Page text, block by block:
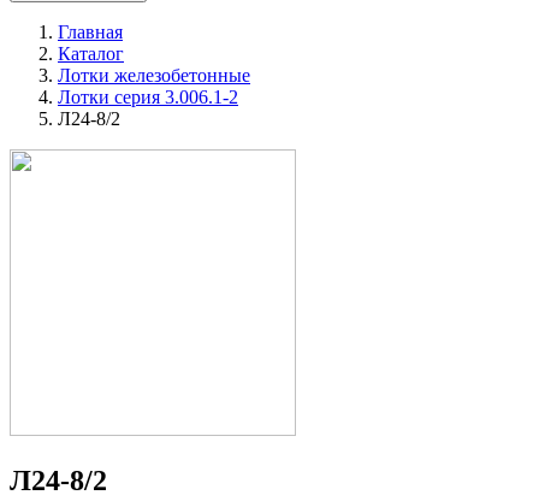
Главная
Каталог
Лотки железобетонные
Лотки серия 3.006.1-2
Л24-8/2
Л24-8/2